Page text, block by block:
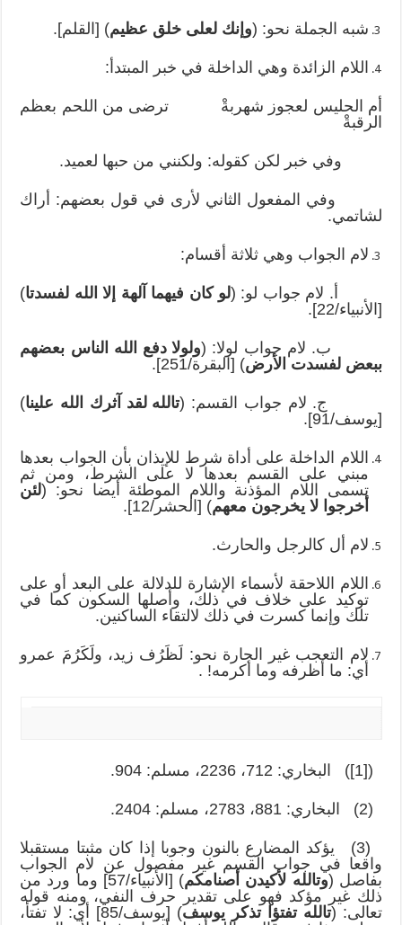
شبه الجملة نحو: (وإنك لعلى خلق عظيم) [القلم].
اللام الزائدة وهي الداخلة في خبر المبتدأ:
أم الحليس لعجوز شهربةْ ترضى من اللحم بعظم
الرقبةْ
وفي خبر لكن كقوله: ولكنني من حبها لعميد.
وفي المفعول الثاني لأرى في قول بعضهم: أراك
لشاتمي.
لام الجواب وهي ثلاثة أقسام:
أ. لام جواب لو: (لو كان فيهما آلهة إلا الله لفسدتا)
[الأنبياء/22].
ب. لام جواب لولا: (ولولا دفع الله الناس بعضهم
ببعض لفسدت الأرض) [البقرة/251].
ج. لام جواب القسم: (تالله لقد آثرك الله علينا)
[يوسف/91].
اللام الداخلة على أداة شرط للإيذان بأن الجواب بعدها
مبني على القسم بعدها لا على الشرط، ومن ثم
تسمى اللام المؤذنة واللام الموطئة أيضا نحو: (لئن
أخرجوا لا يخرجون معهم) [الحشر/12].
لام أل كالرجل والحارث.
اللام اللاحقة لأسماء الإشارة للدلالة على البعد أو على
توكيد على خلاف في ذلك، وأصلها السكون كما في
تلك وإنما كسرت في ذلك لالتقاء الساكنين.
لام التعجب غير الجارة نحو: لَظَرُف زيد، ولَكَرُمَ عمرو
أي: ما أظرفه وما أكرمه! .
([1]) البخاري: 712، 2236، مسلم: 904.
(2) البخاري: 881، 2783، مسلم: 2404.
(3) يؤكد المضارع بالنون وجوبا إذا كان مثبتا مستقبلا
واقعا في جواب القسم غير مفصول عن لام الجواب
بفاصل (وتالله لأكيدن أصنامكم
) [الأنبياء/57] وما ورد من
ذلك غير مؤكد فهو على تقدير حرف النفي، ومنه قوله
تعالى: (تالله تفتؤا تذكر يوسف
) [يوسف/85] أي: لا تفتأ،